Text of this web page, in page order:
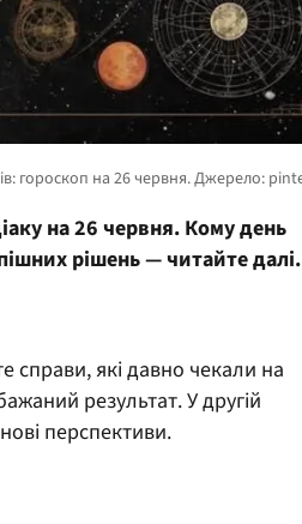
на 26 червня. Кому день
рішень — читайте далі.
справи, які давно чекали на
результат. У другій
перспективи.